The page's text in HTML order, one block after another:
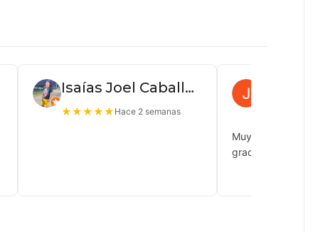
Isaías Joel Caballero
★★★★★ Hace 2 semanas
Muy buena
gracias